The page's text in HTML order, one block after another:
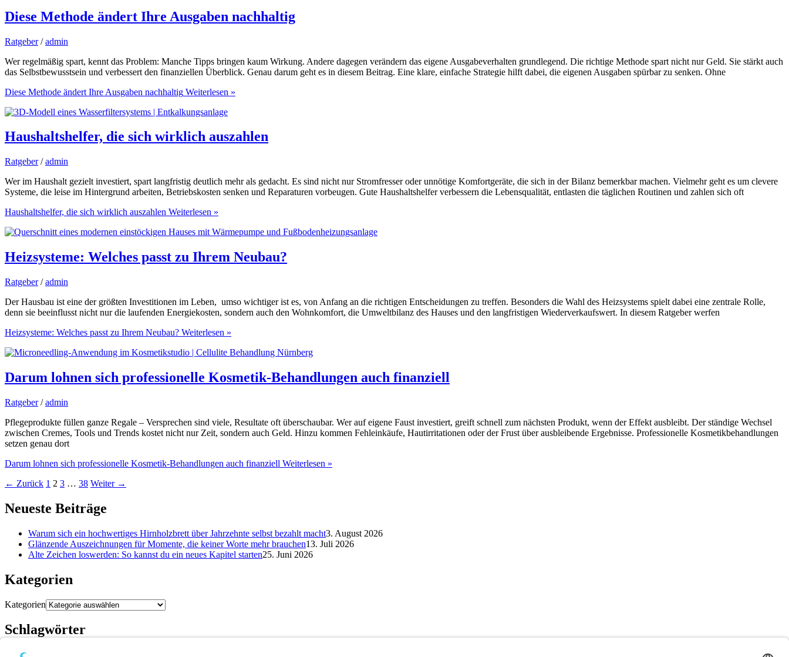
Diese Methode ändert Ihre Ausgaben nachhaltig
Ratgeber/admin
Wer regelmäßig spart, kennt das Problem: Manche Tipps bringen kaum Wirkung. Andere dagegen verändern das eigene Ausgabeverhalten grundlegend. Die richtige Methode spart nicht nur Geld. Sie stärkt auch
das Selbstbewusstsein und verbessert den finanziellen Überblick. Genau darum geht es in diesem Beitrag. Eine klare, einfache Strategie hilft dabei, die eigenen Ausgaben spürbar zu senken. Ohne
Diese Methode ändert Ihre Ausgaben nachhaltig Weiterlesen »
Haushaltshelfer, die sich wirklich auszahlen
Ratgeber/admin
Wer im Haushalt gezielt investiert, spart langfristig deutlich mehr als gedacht. Es sind nicht nur Stromfresser oder unnötige Komfortgeräte, die sich in der Bilanz bemerkbar machen. Vielmehr geht es um clevere
Systeme, die leise im Hintergrund arbeiten, Betriebskosten senken und Reparaturen vorbeugen. Gute Haushaltshelfer verbessern die Lebensqualität, entlasten die täglichen Routinen und zahlen sich oft
Haushaltshelfer, die sich wirklich auszahlen Weiterlesen »
Heizsysteme: Welches passt zu Ihrem Neubau?
Ratgeber/admin
Der Hausbau ist eine der größten Investitionen im Leben, umso wichtiger ist es, von Anfang an die richtigen Entscheidungen zu treffen. Besonders die Wahl des Heizsystems spielt dabei eine zentrale Rolle,
denn sie beeinflusst nicht nur die laufenden Energiekosten, sondern auch den Wohnkomfort, die Umweltbilanz des Hauses und den langfristigen Wiederverkaufswert. In diesem Ratgeber werfen
Heizsysteme: Welches passt zu Ihrem Neubau? Weiterlesen »
Darum lohnen sich professionelle Kosmetik-Behandlungen auch finanziell
Ratgeber/admin
Pflegeprodukte füllen ganze Regale – Versprechen sind viele, Resultate oft überschaubar. Wer auf eigene Faust investiert, greift schnell zum nächsten Produkt, wenn der Effekt ausbleibt. Der ständige Wechsel
zwischen Cremes, Tools und Trends kostet nicht nur Zeit, sondern auch Geld. Hinzu kommen Fehleinkäufe, Hautirritationen oder der Frust über ausbleibende Ergebnisse. Professionelle Kosmetikbehandlungen
setzen genau dort
Darum lohnen sich professionelle Kosmetik-Behandlungen auch finanziell Weiterlesen »
← Zurück 1 2 3 … 38 Weiter →
Neueste Beiträge
Warum sich ein hochwertiges Hirnholzbrett über Jahrzehnte selbst bezahlt macht3. August 2026
Glänzende Auszeichnungen für Momente, die keiner Worte mehr brauchen13. Juli 2026
Alte Zeichen loswerden: So kannst du ein neues Kapitel starten25. Juni 2026
Kategorien
Kategorien
Schlagwörter